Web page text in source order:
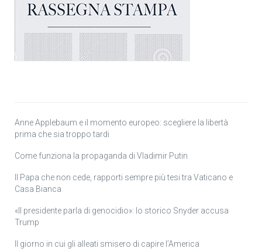
Anne Applebaum e il momento europeo: scegliere la libertà
prima che sia troppo tardi
Come funziona la propaganda di Vladimir Putin
Il Papa che non cede, rapporti sempre più tesi tra Vaticano e
Casa Bianca
«Il presidente parla di genocidio»: lo storico Snyder accusa
Trump
Il giorno in cui gli alleati smisero di capire l’America